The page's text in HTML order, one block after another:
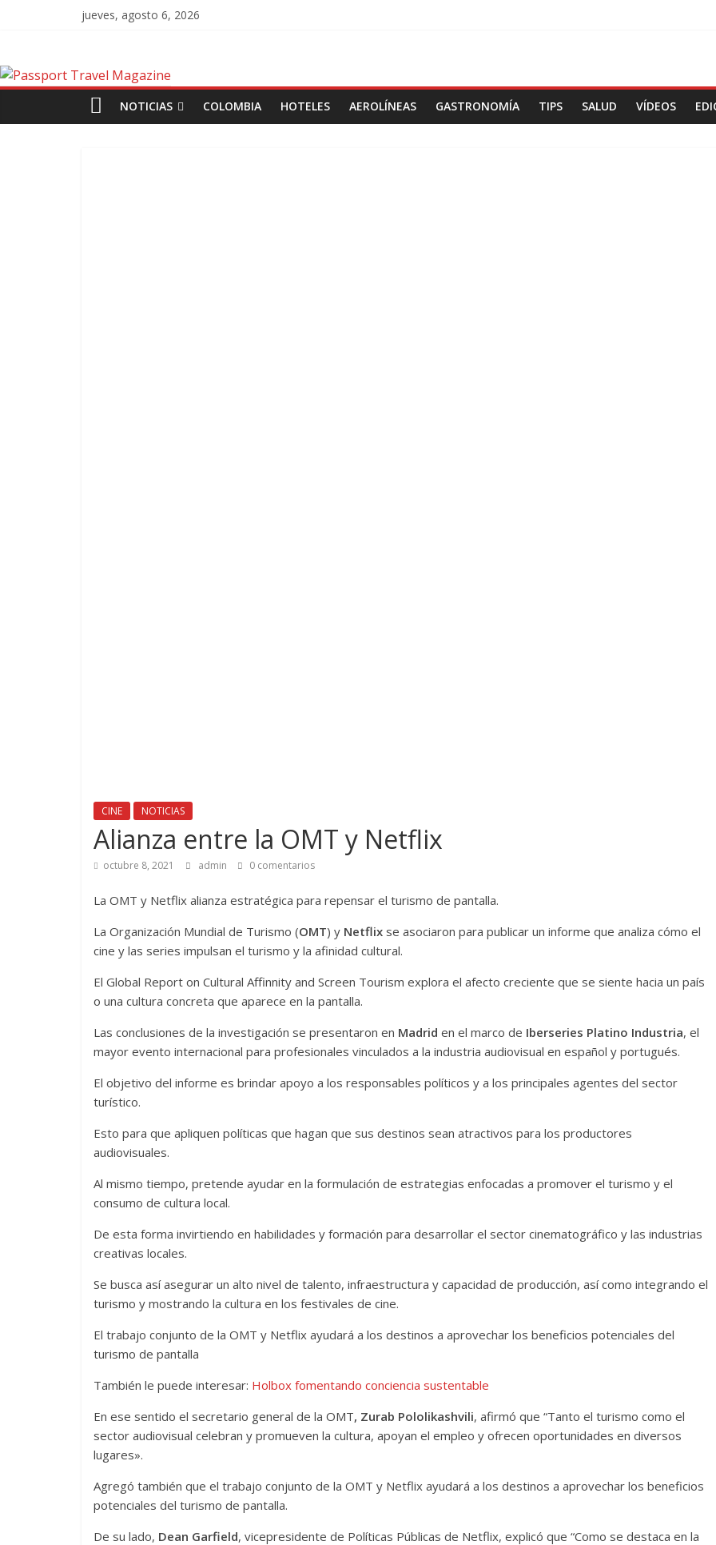
jueves, agosto 6, 2026
NOTICIAS COLOMBIA HOTELES AEROLÍNEAS GASTRONOMÍA TIPS SALUD VÍDEOS
CINE NOTICIAS
Alianza entre la OMT y Netflix
octubre 8, 2021 admin 0 comentarios
La OMT y Netflix alianza estratégica para repensar el turismo de pantalla.
La Organización Mundial de Turismo (OMT) y Netflix se asociaron para publicar un informe que analiza cómo el
cine y las series impulsan el turismo y la afinidad cultural.
El Global Report on Cultural Affinnity and Screen Tourism explora el afecto creciente que se siente hacia un país
o una cultura concreta que aparece en la pantalla.
Las conclusiones de la investigación se presentaron en Madrid en el marco de Iberseries Platino Industria, el
mayor evento internacional para profesionales vinculados a la industria audiovisual en español y portugués.
El objetivo del informe es brindar apoyo a los responsables políticos y a los principales agentes del sector
turístico.
Esto para que apliquen políticas que hagan que sus destinos sean atractivos para los productores
audiovisuales.
Al mismo tiempo, pretende ayudar en la formulación de estrategias enfocadas a promover el turismo y el
consumo de cultura local.
De esta forma invirtiendo en habilidades y formación para desarrollar el sector cinematográfico y las industrias
creativas locales.
Se busca así asegurar un alto nivel de talento, infraestructura y capacidad de producción, así como integrando el
turismo y mostrando la cultura en los festivales de cine.
El trabajo conjunto de la OMT y Netflix ayudará a los destinos a aprovechar los beneficios potenciales del
turismo de pantalla
También le puede interesar: Holbox fomentando conciencia sustentable
En ese sentido el secretario general de la OMT, Zurab Pololikashvili, afirmó que “Tanto el turismo como el
sector audiovisual celebran y promueven la cultura, apoyan el empleo y ofrecen oportunidades en diversos
lugares».
Agregó también que el trabajo conjunto de la OMT y Netflix ayudará a los destinos a aprovechar los beneficios
potenciales del turismo de pantalla.
De su lado, Dean Garfield, vicepresidente de Políticas Públicas de Netflix, explicó que “Como se destaca en la